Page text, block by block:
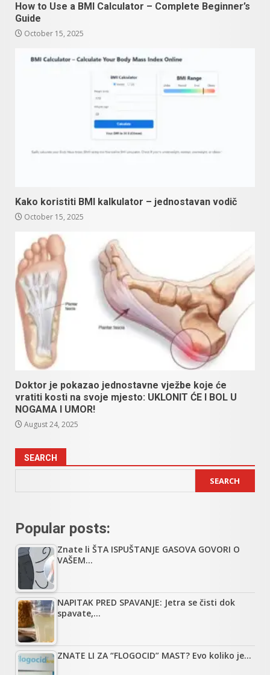
How to Use a BMI Calculator – Complete Beginner’s
Guide
October 15, 2025
Kako koristiti BMI kalkulator – jednostavan vodič
October 15, 2025
Doktor je pokazao jednostavne vježbe koje će
vratiti kosti na svoje mjesto: UKLONIT ĆE I BOL U
NOGAMA I UMOR!
August 24, 2025
SEARCH
SEARCH
Popular posts:
Znate li ŠTA ISPUŠTANJE GASOVA GOVORI O
VAŠEM…
NAPITAK PRED SPAVANJE: Jetra se čisti dok
spavate,…
ZNATE LI ZA “FLOGOCID” MAST? Evo koliko je…